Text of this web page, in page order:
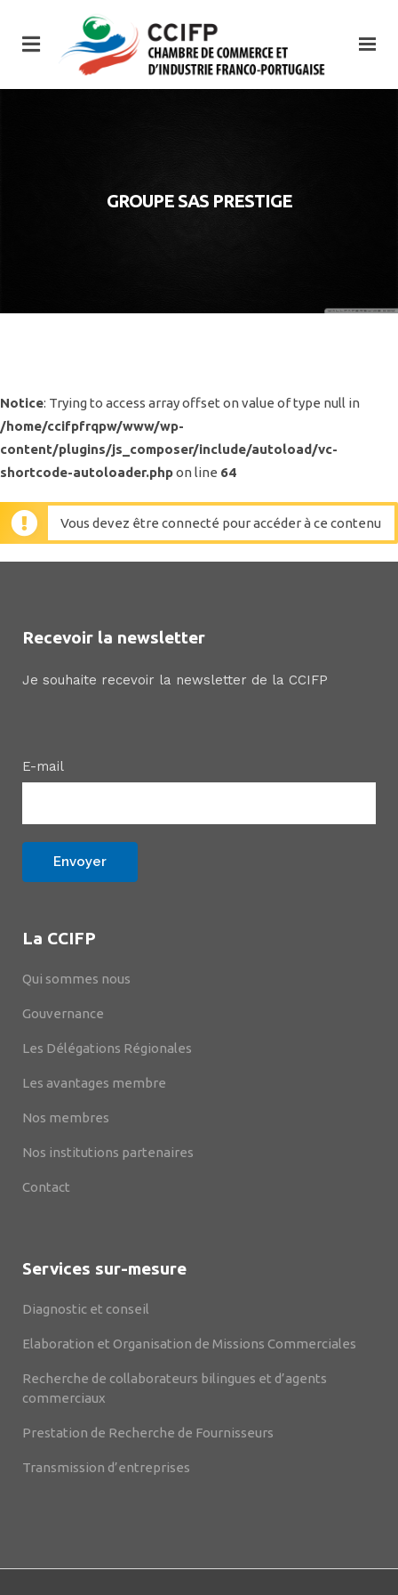
GROUPE SAS PRESTIGE
Notice: Trying to access array offset on value of type null in
/home/ccifpfrqpw/www/wp-
content/plugins/js_composer/include/autoload/vc-
shortcode-autoloader.phpon line 64
Vous devez être connecté pour accéder à ce contenu
Recevoir la newsletter
Je souhaite recevoir la newsletter de la CCIFP
E-mail
La CCIFP
Qui sommes nous
Gouvernance
Les Délégations Régionales
Les avantages membre
Nos membres
Nos institutions partenaires
Contact
Services sur-mesure
Diagnostic et conseil
Elaboration et Organisation de Missions Commerciales
Recherche de collaborateurs bilingues et d’agents
commerciaux
Prestation de Recherche de Fournisseurs
Transmission d’entreprises